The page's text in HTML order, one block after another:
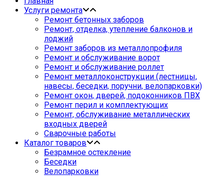
Услуги ремонта
Ремонт бетонных заборов
Ремонт, отделка, утепление балконов и
лоджий
Ремонт заборов из металлопрофиля
Ремонт и обслуживание ворот
Ремонт и обслуживание роллет
Ремонт металлоконструкции (лестницы,
навесы, беседки, поручни, велопарковки)
Ремонт окон, дверей, подоконников ПВХ
Ремонт перил и комплектующих
Ремонт, обслуживание металлических
входных дверей
Сварочные работы
Каталог товаров
Безрамное остекление
Беседки
Велопарковки